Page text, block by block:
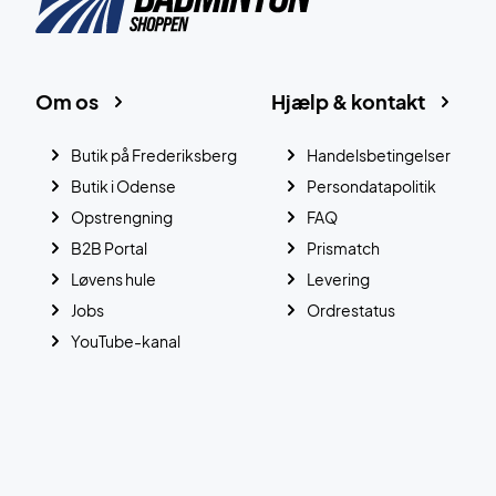
Hjælp & kontakt
Handelsbetingelser
Persondatapolitik
FAQ
Prismatch
Levering
Ordrestatus
Om os
Butik på Frederiksberg
Butik i Odense
Opstrengning
B2B Portal
Løvens hule
Jobs
YouTube-kanal